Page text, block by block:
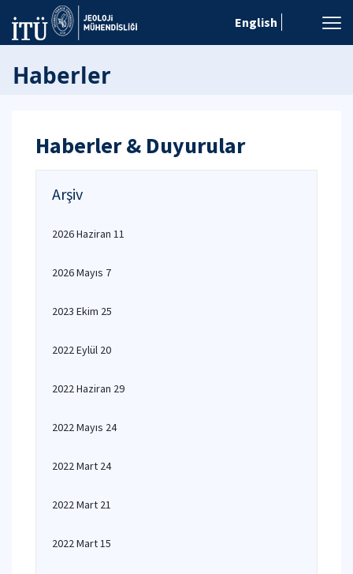
English
Haberler
Haberler & Duyurular
Arşiv
2026 Haziran 11
2026 Mayıs 7
2023 Ekim 25
2022 Eylül 20
2022 Haziran 29
2022 Mayıs 24
2022 Mart 24
2022 Mart 21
2022 Mart 15